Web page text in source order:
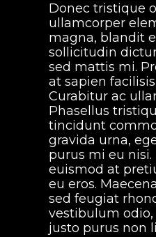
Donec tristique
ullamcorper
magna, blandit
sollicitudin
sed mattis mi.
at sapien
Curabitur ac
Phasellus
tincidunt
gravida urna,
purus mi eu nisi.
euismod at
eu eros.
sed feugiat
vestibulum
justo purus non